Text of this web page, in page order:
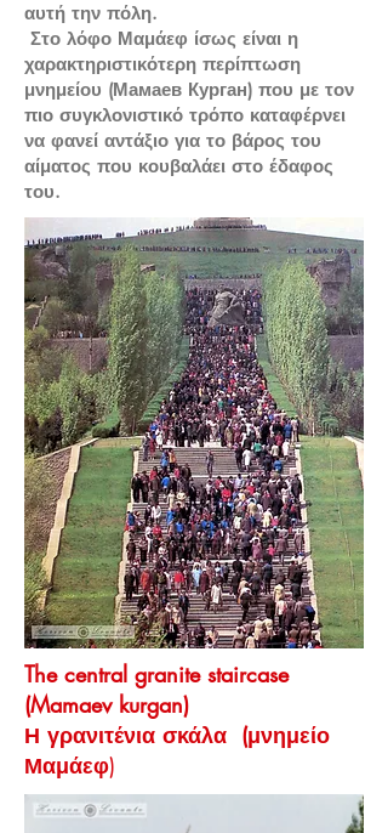
αυτή την πόλη.
Στο λόφο Μαμάεφ ίσως είναι η
χαρακτηριστικότερη περίπτωση
μνημείου (Мамаев Курган) που με τον
πιο συγκλονιστικό τρόπο καταφέρνει
να φανεί αντάξιο για το βάρος του
αίματος που κουβαλάει στο έδαφος
του.
The central granite staircase
(Mamaev kurgan)
Η γρανιτένια σκάλα (μνημείο
Μαμάεφ)